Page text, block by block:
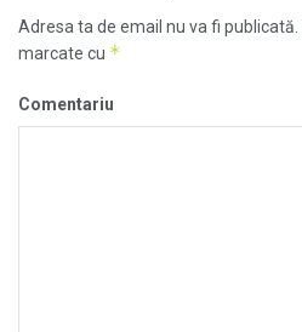
Adresa ta de email nu va fi publicată.
marcate cu *
Comentariu